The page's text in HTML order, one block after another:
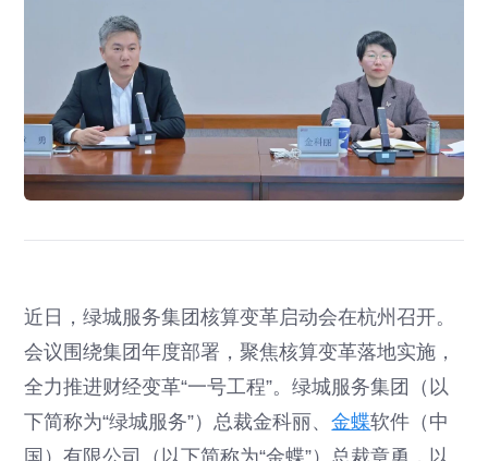
近日，绿城服务集团核算变革启动会在杭州召开。
会议围绕集团年度部署，聚焦核算变革落地实施，
全力推进财经变革“一号工程”。绿城服务集团（以
下简称为“绿城服务”）总裁金科丽、金蝶软件（中
国）有限公司（以下简称为“金蝶”）总裁章勇，以